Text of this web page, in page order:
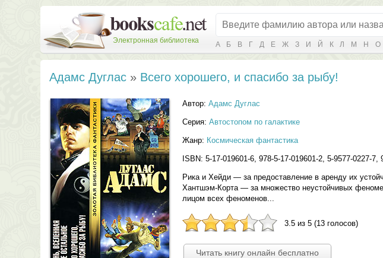
Электронная библиотека А Б В Г Д Е Ж З И Й К Л М Н О
Адамс Дуглас» Всего хорошего, и спасибо за рыбу!
Автор: Адамс Дуглас
Серия: Автостопом по галактике
Жанр: Космическая фантастика
ISBN: 5-17-019601-6, 978-5-17-019601-2, 5-9577-0227-7,
Рика и Хейди — за предоставление в аренду их
Хантшэм-Корта — за множество неустойчивых
лицом всех феноменов...
3.5 из 5 (13 голосов)
Читать книгу онлайн бесплатно